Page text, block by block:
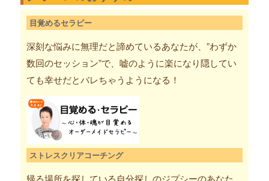
目覚めるセラピー
深刻な悩みに無理だと諦めているあなたが、”わずか
数回のセッション”で、嘘のように楽になり隠してい
ても幸せだとバレちゃうようになる！
ストレスクリアコーチング
帰る場所を探している自分探しのジプシーのあなた